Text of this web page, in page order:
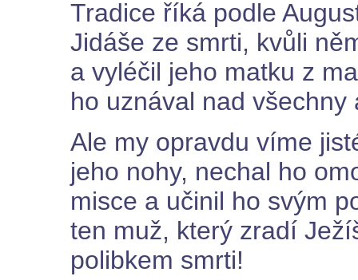
Tradice říká podle
Jidáše ze smrti, kvůli
a vyléčil jeho matku z
ho uznával nad všechny
Ale my opravdu víme
jeho nohy, nechal ho
misce a učinil ho svým
ten muž, který zradí
polibkem smrti!